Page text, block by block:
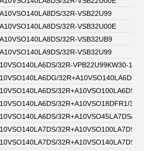
32R-VSB22U99
32R-VSB32U00E
32R-VSB32UB9
32R-VSB32U99
32R-VPB22U99KW30-
32R+A10VSO140LA6DG/
32R+A10VSO100LA6DS/
32R+A10VSO18DFR1/31R
32R+A10VSO45LA7DS/
32R+A10VSO100LA7DS/
32R+A10VSO140LA7DS/